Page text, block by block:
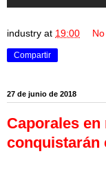
industry at 19:00
Compartir
27 de junio de 2018
Caporales
conquistarán